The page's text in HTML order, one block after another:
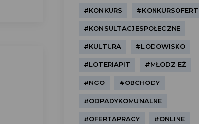
#KONKURS #KONKURSOFERT
#KONSULTACJESPOŁECZNE
#KULTURA #LODOWISKO
#LOTERIAPIT #MŁODZIEŻ
#NGO #OBCHODY
#ODPADYKOMUNALNE
#OFERTAPRACY #ONLINE